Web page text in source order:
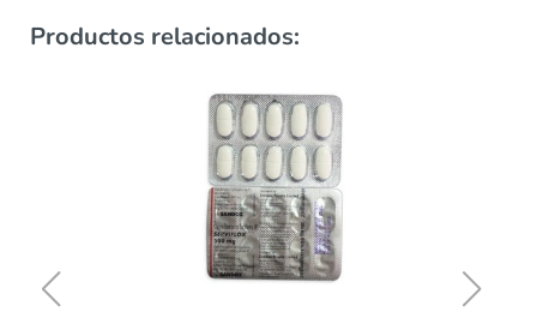
Productos relacionados: